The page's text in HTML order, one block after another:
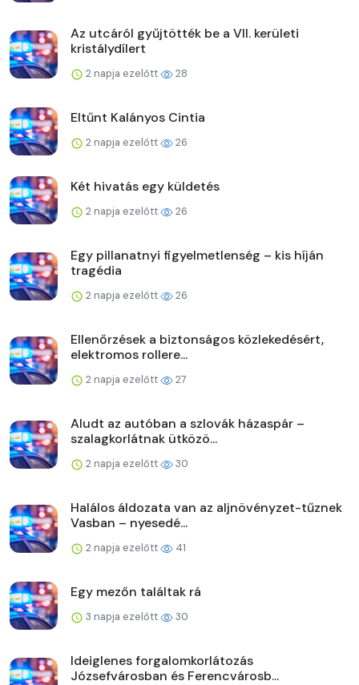
Az utcáról gyűjtötték be a VII. kerületi
kristálydílert
2 napja ezelőtt 28
Eltűnt Kalányos Cintia
2 napja ezelőtt 26
Két hivatás egy küldetés
2 napja ezelőtt 26
Egy pillanatnyi figyelmetlenség – kis híján
tragédia
2 napja ezelőtt 26
Ellenőrzések a biztonságos közlekedésért,
elektromos rollere...
2 napja ezelőtt 27
Aludt az autóban a szlovák házaspár –
szalagkorlátnak ütközö...
2 napja ezelőtt 30
Halálos áldozata van az aljnövényzet-tűznek
Vasban – nyesedé...
2 napja ezelőtt 41
Egy mezőn találtak rá
3 napja ezelőtt 30
Ideiglenes forgalomkorlátozás
Józsefvárosban és Ferencvárosb...